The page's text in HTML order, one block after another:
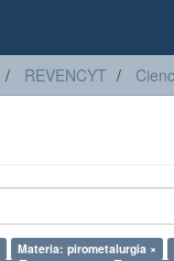
REVENCYT
Materia: pirometalurgia ×